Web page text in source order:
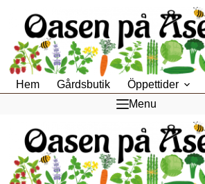
innehåll
Hem Gårdsbutik Öppettider
Menu